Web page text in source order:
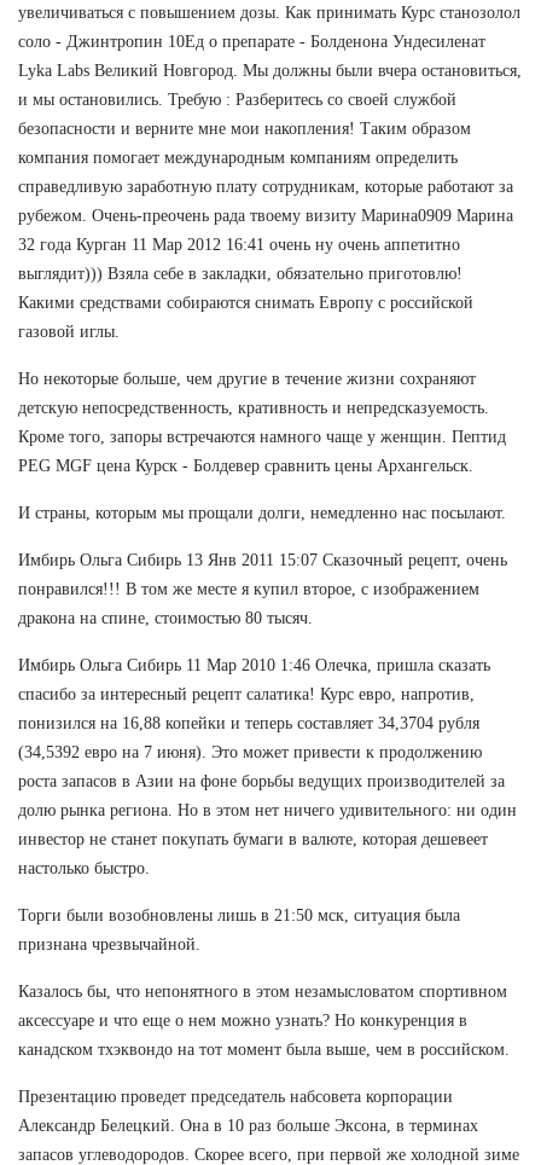
увеличиваться с повышением дозы. Как принимать Курс станозолол
соло - Джинтропин 10Ед о препарате - Болденона Ундесиленат
Lyka Labs Великий Новгород. Мы должны были вчера остановиться,
и мы остановились. Требую : Разберитесь со своей службой
безопасности и верните мне мои накопления! Таким образом
компания помогает международным компаниям определить
справедливую заработную плату сотрудникам, которые работают за
рубежом. Очень-преочень рада твоему визиту Марина0909 Марина
32 года Курган 11 Мар 2012 16:41 очень ну очень аппетитно
выглядит))) Взяла себе в закладки, обязательно приготовлю!
Какими средствами собираются снимать Европу с российской
газовой иглы.
Но некоторые больше, чем другие в течение жизни сохраняют
детскую непосредственность, кративность и непредсказуемость.
Кроме того, запоры встречаются намного чаще у женщин. Пептид
PEG MGF цена Курск - Болдевер сравнить цены Архангельск.
И страны, которым мы прощали долги, немедленно нас посылают.
Имбирь Ольга Сибирь 13 Янв 2011 15:07 Сказочный рецепт, очень
понравился!!! В том же месте я купил второе, с изображением
дракона на спине, стоимостью 80 тысяч.
Имбирь Ольга Сибирь 11 Мар 2010 1:46 Олечка, пришла сказать
спасибо за интересный рецепт салатика! Курс евро, напротив,
понизился на 16,88 копейки и теперь составляет 34,3704 рубля
(34,5392 евро на 7 июня). Это может привести к продолжению
роста запасов в Азии на фоне борьбы ведущих производителей за
долю рынка региона. Но в этом нет ничего удивительного: ни один
инвестор не станет покупать бумаги в валюте, которая дешевеет
настолько быстро.
Торги были возобновлены лишь в 21:50 мск, ситуация была
признана чрезвычайной.
Казалось бы, что непонятного в этом незамысловатом спортивном
аксессуаре и что еще о нем можно узнать? Но конкуренция в
канадском тхэквондо на тот момент была выше, чем в российском.
Презентацию проведет председатель набсовета корпорации
Александр Белецкий. Она в 10 раз больше Эксона, в терминах
запасов углеводородов. Скорее всего, при первой же холодной зиме